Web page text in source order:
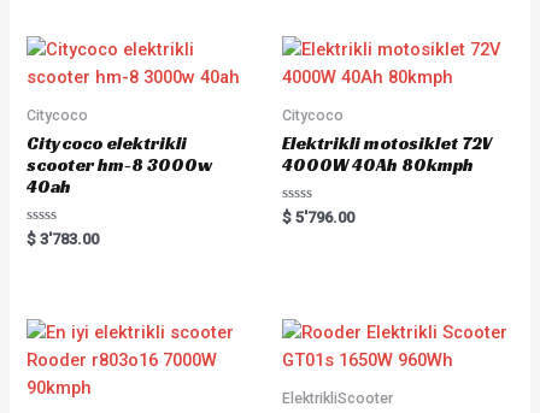
Citycoco
Citycoco elektrikli
scooter hm-8 3000w
40ah
Rated
0
$ 3'783.00
Citycoco
Elektrikli motosiklet 72V
4000W 40Ah 80kmph
Rated
0
$ 5'796.00
ElektrikliScooter